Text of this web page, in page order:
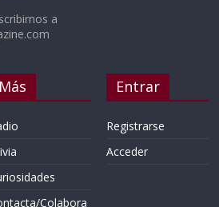
a
Más
Colabora
Entrar
Registrarse
Acceder